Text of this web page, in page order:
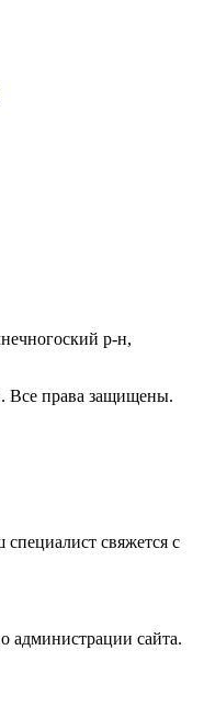
р-н,
права защищены.
свяжется с
администрации сайта.